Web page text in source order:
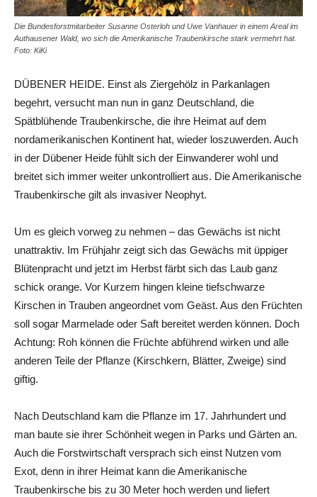
Die Bundesforstmitarbeiter Susanne Osterloh und Uwe Vanhauer in einem Areal im
Authausener Wald, wo sich die Amerikanische Traubenkirsche stark vermehrt hat.
Foto: KiKi
DÜBENER HEIDE. Einst als Ziergehölz in Parkanlagen
begehrt, versucht man nun in ganz Deutschland, die
Spätblühende Traubenkirsche, die ihre Heimat auf dem
nordamerikanischen Kontinent hat, wieder loszuwerden. Auch
in der Dübener Heide fühlt sich der Einwanderer wohl und
breitet sich immer weiter unkontrolliert aus. Die Amerikanische
Traubenkirsche gilt als invasiver Neophyt.
Um es gleich vorweg zu nehmen – das Gewächs ist nicht
unattraktiv. Im Frühjahr zeigt sich das Gewächs mit üppiger
Blütenpracht und jetzt im Herbst färbt sich das Laub ganz
schick orange. Vor Kurzem hingen kleine tiefschwarze
Kirschen in Trauben angeordnet vom Geäst. Aus den Früchten
soll sogar Marmelade oder Saft bereitet werden können. Doch
Achtung: Roh können die Früchte abführend wirken und alle
anderen Teile der Pflanze (Kirschkern, Blätter, Zweige) sind
giftig.
Nach Deutschland kam die Pflanze im 17. Jahrhundert und
man baute sie ihrer Schönheit wegen in Parks und Gärten an.
Auch die Forstwirtschaft versprach sich einst Nutzen vom
Exot, denn in ihrer Heimat kann die Amerikanische
Traubenkirsche bis zu 30 Meter hoch werden und liefert